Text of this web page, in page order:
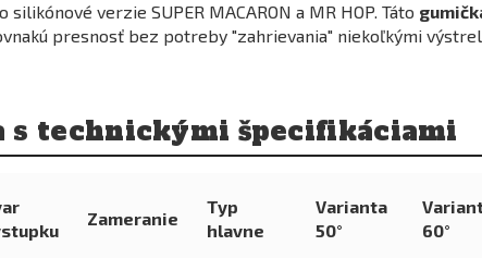
silikónové verzie SUPER MACARON a MR HOP. Táto
presnosť bez potreby "zahrievania" niekoľkými
s technickými špecifikáciami
Zameranie
Typ
hlavne
Varianta
50°
60°